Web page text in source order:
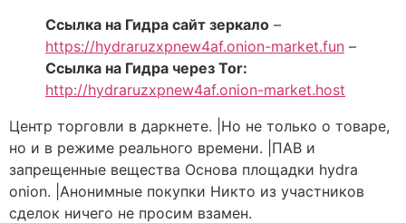
Ссылка на Гидра сайт зеркало –
https://hydraruzxpnew4af.onion-market.fun –
Ссылка на Гидра через Tor:
http://hydraruzxpnew4af.onion-market.host
Центр торговли в даркнете. |Но не только о товаре,
но и в режиме реального времени. |ПАВ и
запрещенные вещества Основа площадки hydra
onion. |Анонимные покупки Никто из участников
сделок ничего не просим взамен.